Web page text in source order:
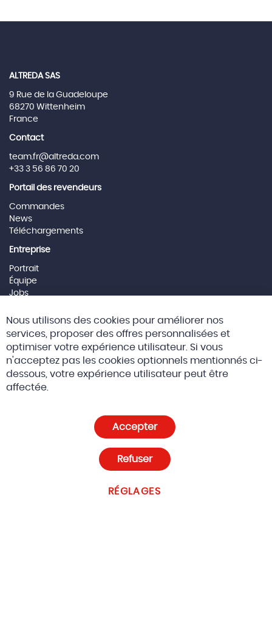
ALTREDA SAS
9 Rue de la Guadeloupe
68270 Wittenheim
France
Contact
team.fr@altreda.com
+33 3 56 86 70 20
Portail des revendeurs
Commandes
News
Téléchargements
Entreprise
Portrait
Équipe
Jobs
Social Media
© 2026 Altreda SAS CGV
Paramètres des cookies
Nous utilisons des cookies pour améliorer nos
services, proposer des offres personnalisées et
optimiser votre expérience utilisateur. Si vous
n'acceptez pas les cookies optionnels mentionnés ci-
dessous, votre expérience utilisateur peut être
affectée.
Accepter
RÉGLAGES
Refuser